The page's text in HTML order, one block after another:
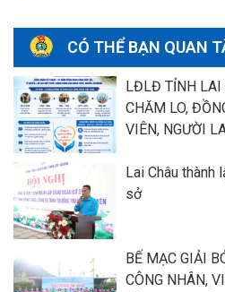
CÓ THỂ BẠN QUAN
LĐLĐ TỈNH LAI
CHĂM LO,
VIÊN, NGƯỜI
Lai Châu thành
sở
BẾ MẠC GIẢI
CÔNG NHÂN,